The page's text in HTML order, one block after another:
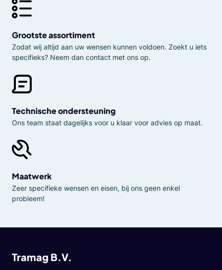
Grootste assortiment
Zodat wij altijd aan uw wensen kunnen voldoen. Zoekt u iets
specifieks? Neem dan contact met ons op.
Technische ondersteuning
Ons team staat dagelijks voor u klaar voor advies op maat.
Maatwerk
Zeer specifieke wensen en eisen, bij ons geen enkel
probleem!
Tramag B.V.